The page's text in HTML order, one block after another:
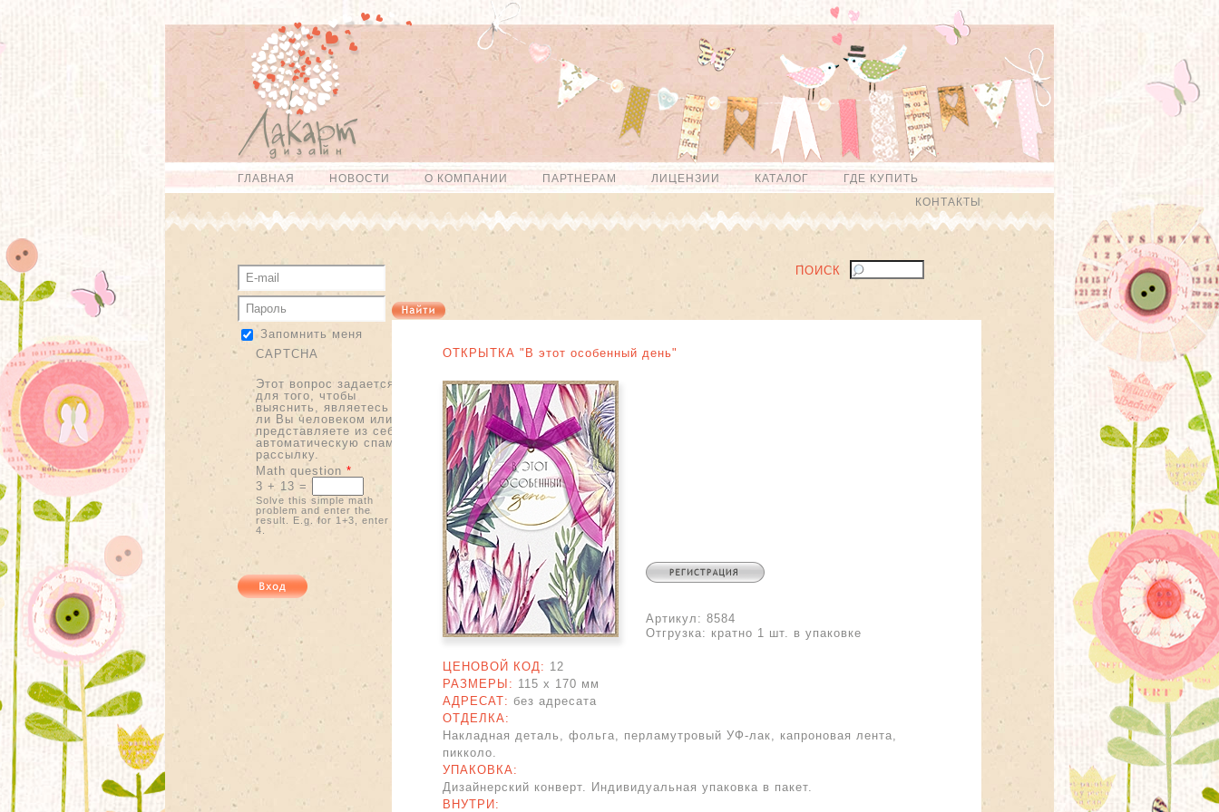
Перейти к
основному
содержанию
Skip to
navigation
Главное меню
ГЛАВНАЯ НОВОСТИ О КОМПАНИИ ПАРТНЕРАМ ЛИЦЕНЗИИ КАТАЛОГ
ГДЕ КУПИТЬ
КОНТАКТЫ
Запомнить меня
CAPTCHA
Этот вопрос задается
для того, чтобы
выяснить, являетесь
ли Вы человеком или
представляете из себя
автоматическую спам-
рассылку.
Math question *
3 + 13 =
Solve this simple math
problem and enter the
result. E.g. for 1+3, enter
4.
ПОИСК
ОТКРЫТКА "В этот особенный день"
Артикул: 8584
Отгрузка: кратно 1 шт. в упаковке
ЦЕНОВОЙ КОД: 12
РАЗМЕРЫ: 115 x 170 мм
АДРЕСАТ: без адресата
ОТДЕЛКА:
Накладная деталь, фольга, перламутровый УФ-лак, капроновая лента,
пикколо.
УПАКОВКА:
Дизайнерский конверт. Индивидуальная упаковка в пакет.
ВНУТРИ: